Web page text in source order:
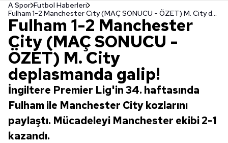
A Spor Futbol Haberleri
Fulham 1-2 Manchester City (MAÇ SONUCU - ÖZET) M. City deplasmanda galip!
Fulham 1-2 Manchester
City (MAÇ SONUCU -
ÖZET) M. City
deplasmanda galip!
İngiltere Premier Lig'in 34. haftasında
Fulham ile Manchester City kozlarını
paylaştı. Mücadeleyi Manchester ekibi 2-1
kazandı.